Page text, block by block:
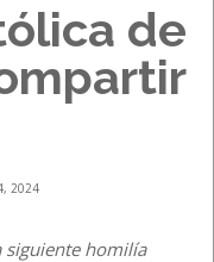
de
2024
siguiente homilía